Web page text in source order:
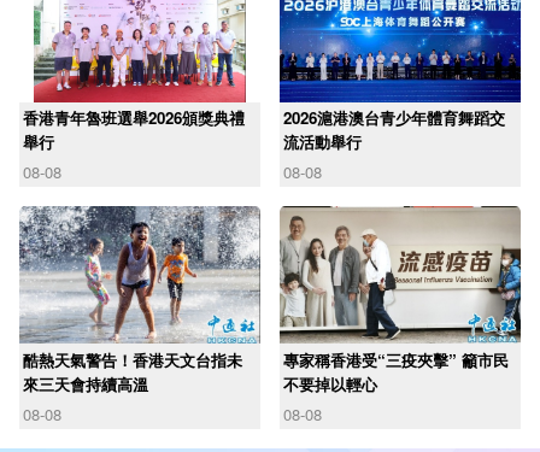
香港青年魯班選舉2026頒獎典禮
舉行
08-08
2026滬港澳台青少年體育舞蹈交
流活動舉行
08-08
酷熱天氣警告！香港天文台指未
來三天會持續高溫
08-08
專家稱香港受“三疫夾擊” 籲市民
不要掉以輕心
08-08